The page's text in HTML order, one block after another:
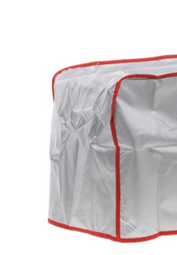
Olix
OMA
Omas
Ompagrill
Ooni
Oriental Koshin
Outdoorchef